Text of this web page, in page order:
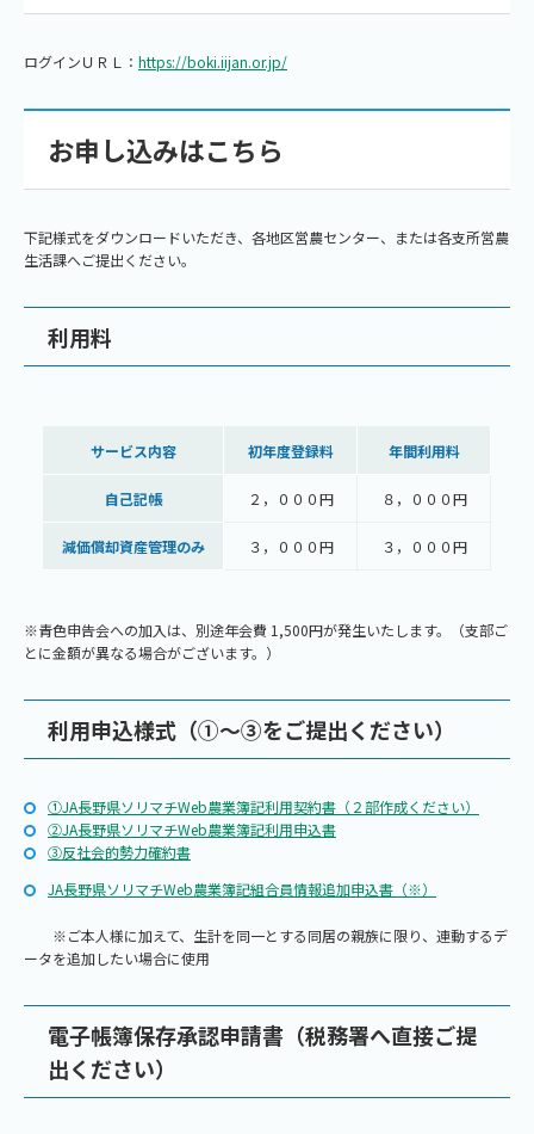
ログインＵＲＬ： https://boki.iijan.or.jp/
お申し込みはこちら
下記様式をダウンロードいただき、各地区営農センター、または各支所営農
生活課へご提出ください。
利用料
サービス内容 初年度登録料 年間利用料
自己記帳 ２，０００円 ８，０００円
減価償却資産管理のみ ３，０００円 ３，０００円
※青色申告会への加入は、別途年会費 1,500円が発生いたします。（支部ご
とに金額が異なる場合がございます。）
利用申込様式（①～③をご提出ください）
①JA長野県ソリマチWeb農業簿記利用契約書（２部作成ください）
②JA長野県ソリマチWeb農業簿記利用申込書
③反社会的勢力確約書
JA長野県ソリマチWeb農業簿記組合員情報追加申込書（※）
※ご本人様に加えて、生計を同一とする同居の親族に限り、連動するデ
ータを追加したい場合に使用
電子帳簿保存承認申請書（税務署へ直接ご提
出ください）